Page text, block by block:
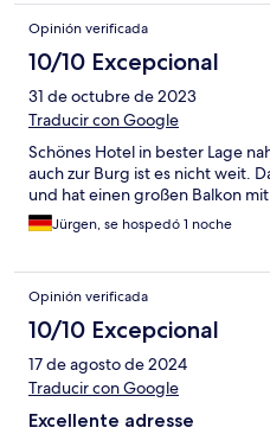
Opinión verificada
10/10 Excepcional
31 de octubre de 2023
Traducir con Google
Schönes Hotel in bester Lage
auch zur Burg ist es nicht weit.
und hat einen großen Balkon
Jürgen, se hospedó 1 noche
Opinión verificada
10/10 Excepcional
17 de agosto de 2024
Traducir con Google
Excellente adresse